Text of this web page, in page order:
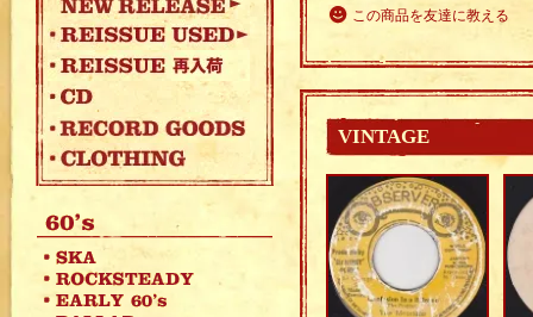
この商品を友達に教える
VINTAGE